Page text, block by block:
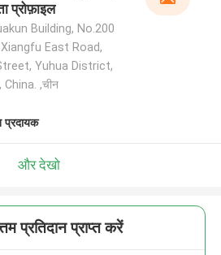
प्रोफ़ाइल
Building, No.200
East Road,
Yuhua District,
,चीन
प्रदायक
और देखो
प्रतिदान प्राप्त करें